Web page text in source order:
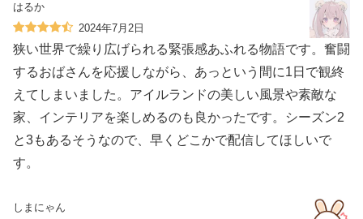
はるか
2024年7月2日
狭い世界で繰り広げられる緊張感あふれる物語です。奮闘
するおばさんを応援しながら、あっという間に1日で観終
えてしまいました。アイルランドの美しい風景や素敵な
家、インテリアを楽しめるのも良かったです。シーズン2
と3もあるそうなので、早くどこかで配信してほしいで
す。
しまにゃん